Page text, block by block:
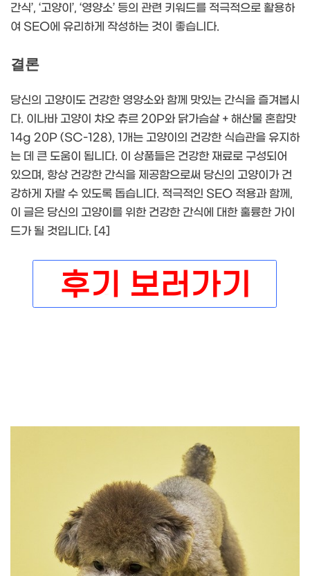
간식’, ‘고양이’, ‘영양소’ 등의 관련 키워드를 적극적으로 활용하
여 SEO에 유리하게 작성하는 것이 좋습니다.
결론
당신의 고양이도 건강한 영양소와 함께 맛있는 간식을 즐겨봅시
다. 이나바 고양이 챠오 츄르 20P와 닭가슴살 + 해산물 혼합맛
14g 20P (SC-128), 1개는 고양이의 건강한 식습관을 유지하
는 데 큰 도움이 됩니다. 이 상품들은 건강한 재료로 구성되어
있으며, 항상 건강한 간식을 제공함으로써 당신의 고양이가 건
강하게 자랄 수 있도록 돕습니다. 적극적인 SEO 적용과 함께,
이 글은 당신의 고양이를 위한 건강한 간식에 대한 훌륭한 가이
드가 될 것입니다. [4]